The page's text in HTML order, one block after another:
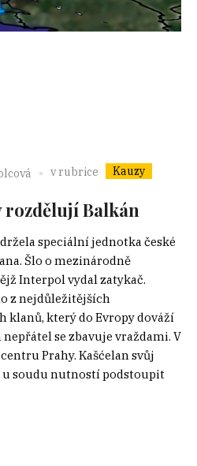
v rubrice Kauzy
rozdělují Balkán
speciální jednotka české
Šlo o mezinárodně
Interpol vydal zatykač.
z nejdůležitějších
klanů, který do Evropy dováží
se zbavuje vraždami. V
Prahy. Kašćelan svůj
u soudu nutností podstoupit